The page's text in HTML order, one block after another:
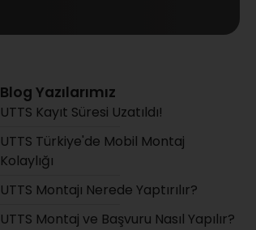
Blog Yazılarımız
UTTS Kayıt Süresi Uzatıldı!
UTTS Türkiye'de Mobil Montaj
Kolaylığı
UTTS Montajı Nerede Yaptırılır?
UTTS Montaj ve Başvuru Nasıl Yapılır?